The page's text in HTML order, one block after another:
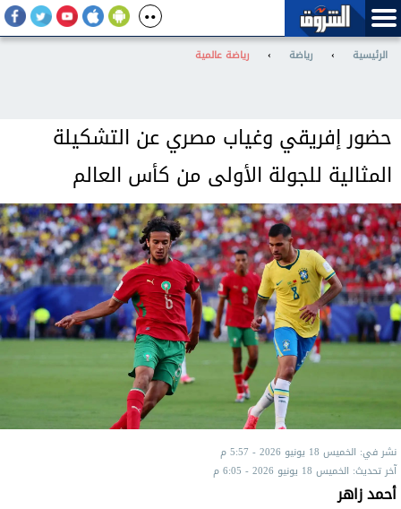
الرئيسية › رياضة › رياضة عالمية
حضور إفريقي وغياب مصري عن التشكيلة
المثالية للجولة الأولى من كأس العالم
نشر في: الخميس 18 يونيو 2026 - 5:57 م
آخر تحديث: الخميس 18 يونيو 2026 - 6:05 م
أحمد زاهر